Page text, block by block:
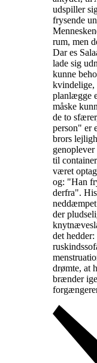
udspiller
frysende
rum, men
Dar es
lade sig
kunne
kvindelige,
planlægge
måske
de to
person" er
brors
til
været
og: "Han
derfra".
der
det
drømte, at
brænder